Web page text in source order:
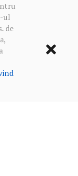
ul
de